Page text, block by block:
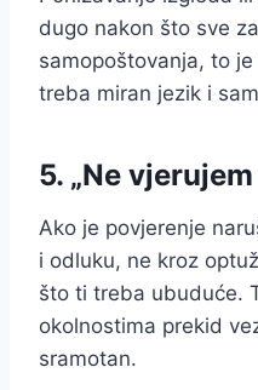
dugo nakon što sve
samopoštovanja, to
treba miran jezik i
5. „Ne
Ako je povjerenje
i odluku, ne kroz
što ti treba ubuduće.
okolnostima prekid
sramotan.